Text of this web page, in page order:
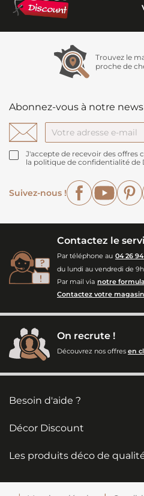
Trouvez le
proche de
Abonnez-vous à notre
J'accepte de recevoir des
la politique de confidentialité de
Suivez-nous !
Facebook
Contactez le
Par téléphone au 04 26
du lundi au vendredi de 9h
Par mail via notre
Contactez votre magasin
On recrute !
Découvrez nos offres en
Besoin d'aide ?
Décor Discount
Les produits déco de